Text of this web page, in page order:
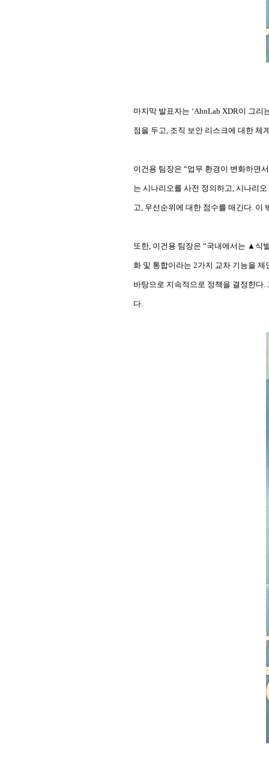
마지막 발표자는 ‘AhnLab XDR이 그리
점을 두고, 조직 보안 리스크에 대한 체
이건용 팀장은 “업무 환경이 변화하면서
는 시나리오를 사전 정의하고, 시나리오
고, 우선순위에 대한 점수를 매긴다. 이
또한, 이건용 팀장은 “국내에서는 ▲ 식
화 및 통합이라는 2가지 교차 기능을 제
바탕으로 지속적으로 정책을 결정한다.
다.